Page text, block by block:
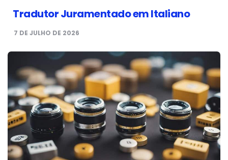
Tradutor Juramentado em Italiano
7 DE JULHO DE 2026